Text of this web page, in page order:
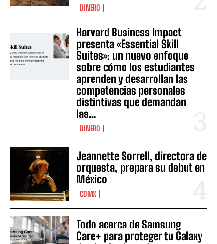
DINERO
Harvard Business Impact
presenta «Essential Skill
Suites»: un nuevo enfoque
sobre cómo los estudiantes
aprenden y desarrollan las
competencias personales
distintivas que demandan
las...
DINERO
Jeannette Sorrell, directora de
orquesta, prepara su debut en
México
CDMX
Todo acerca de Samsung
Care+ para proteger tu Galaxy